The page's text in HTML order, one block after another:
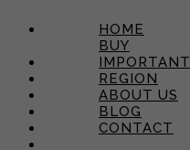
HOME
BUY
IMPORTANT
REGION
ABOUT US
BLOG
CONTACT